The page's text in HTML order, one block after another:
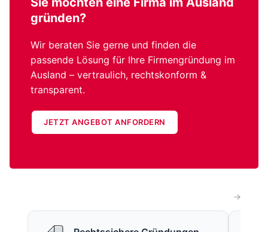
gründen?
Wir beraten Sie gerne und finden die
passende Lösung für Ihre Firmengründung im
Ausland – vertraulich, rechtskonform &
transparent.
JETZT ANGEBOT ANFORDERN